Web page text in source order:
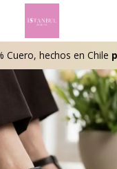
Cuero, hechos en Chile